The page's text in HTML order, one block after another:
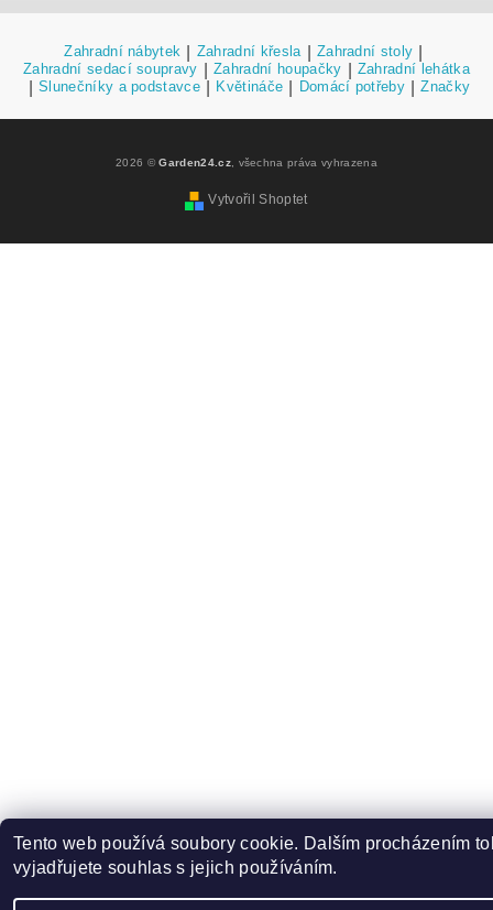
Zahradní nábytek Zahradní křesla Zahradní stoly
Zahradní sedací soupravy Zahradní houpačky Zahradní lehátka
Slunečníky a podstavce Květináče Domácí potřeby Značky
2026 ©Garden24.cz, všechna práva vyhrazena
Vytvořil Shoptet
Tento web používá soubory cookie. Dalším procházením
vyjadřujete souhlas s jejich používáním.